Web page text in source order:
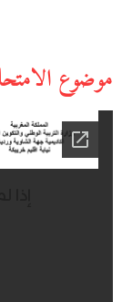
موضوع